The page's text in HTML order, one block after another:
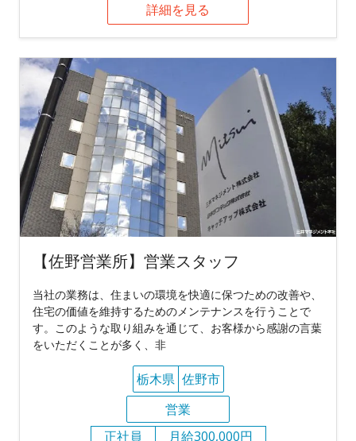
詳細を見る
【佐野営業所】営業スタッフ
当社の業務は、住まいの環境を快適に保つための改善や、
住宅の価値を維持するためのメンテナンスを行うことで
す。このような取り組みを通じて、お客様から感謝の言葉
をいただくことが多く、非
栃木県 佐野市
営業
正社員
月給300,000円